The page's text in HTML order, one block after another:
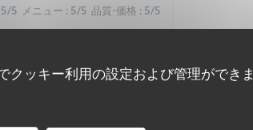
クッキー利用の設定および管理ができま
5/5 メニュー : 5/5 品質-価格 : 5/5